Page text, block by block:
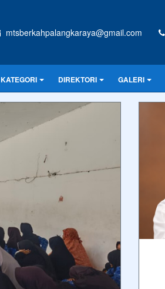
mtsberkahpalangkaraya@gmail.com
KATEGORI DIREKTORI GALERI